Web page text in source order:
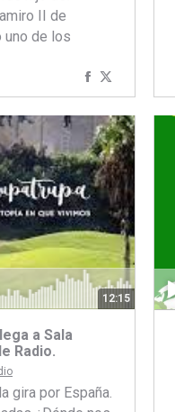
II de
uno de los
Compartir
con
Facebook
con
Twitter
12:15
a Sala
Radio.
gira por España.